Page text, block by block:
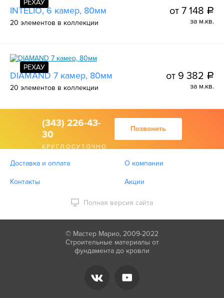
РЕХАУ
INTELIO, 6 камер, 80мм
20 элементов в коллекции
от 7 148 a
за м.кв.
РЕХАУ
DIAMAND 7 камер, 80мм
20 элементов в коллекции
от 9 382 a
за м.кв.
(343) 226-43-
30
КРУГЛОСУТОЧНО
Позвонить
Доставка и оплата О компании
Контакты Акции
Полная версия сайта
© Мастер Марио, 2009-2022
Строительные материалы от
фундамента до кровли